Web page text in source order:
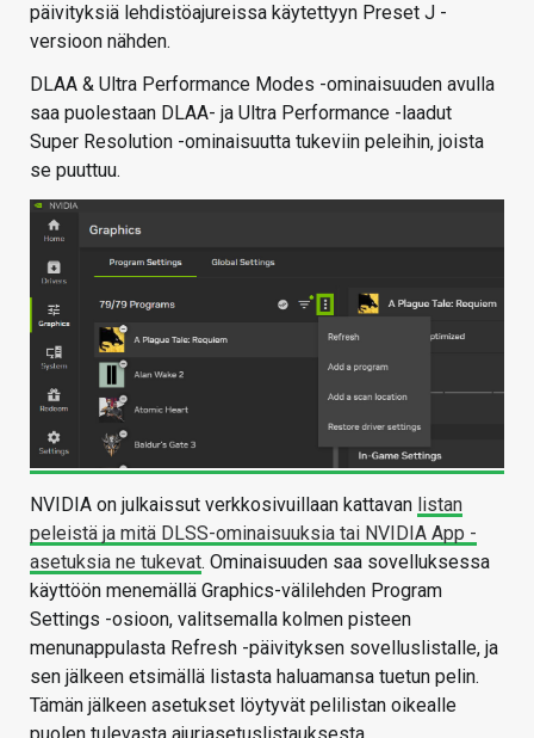
päivityksiä lehdistöajureissa käytettyyn Preset J -
versioon nähden.
DLAA & Ultra Performance Modes -ominaisuuden avulla
saa puolestaan DLAA- ja Ultra Performance -laadut
Super Resolution -ominaisuutta tukeviin peleihin, joista
se puuttuu.
NVIDIA on julkaissut verkkosivuillaan kattavan listan
peleistä ja mitä DLSS-ominaisuuksia tai NVIDIA App -
asetuksia ne tukevat. Ominaisuuden saa sovelluksessa
käyttöön menemällä Graphics-välilehden Program
Settings -osioon, valitsemalla kolmen pisteen
menunappulasta Refresh -päivityksen sovelluslistalle, ja
sen jälkeen etsimällä listasta haluamansa tuetun pelin.
Tämän jälkeen asetukset löytyvät pelilistan oikealle